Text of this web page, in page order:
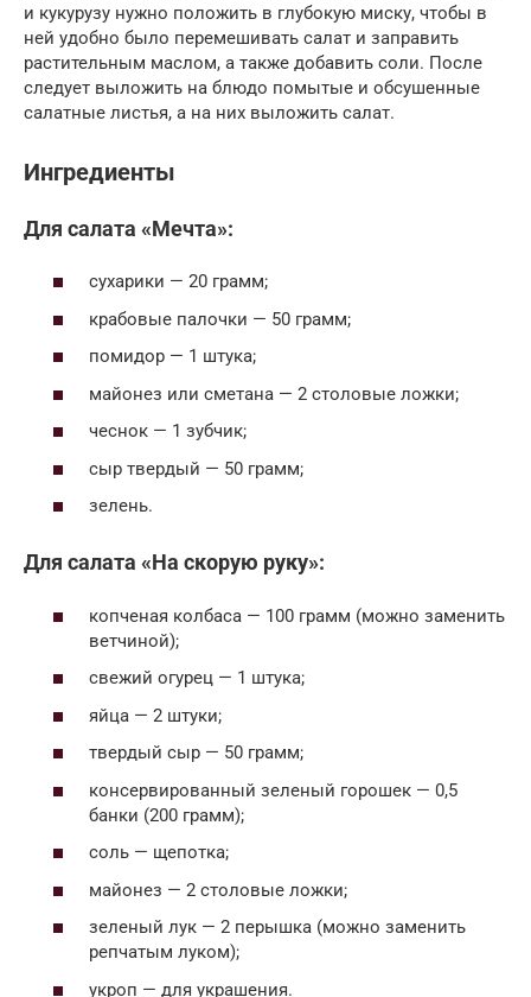
и кукурузу нужно положить в глубокую миску, чтобы в
ней удобно было перемешивать салат и заправить
растительным маслом, а также добавить соли. После
следует выложить на блюдо помытые и обсушенные
салатные листья, а на них выложить салат.
Ингредиенты
Для салата «Мечта»:
сухарики — 20 грамм;
крабовые палочки — 50 грамм;
помидор — 1 штука;
майонез или сметана — 2 столовые ложки;
чеснок — 1 зубчик;
сыр твердый — 50 грамм;
зелень.
Для салата «На скорую руку»:
копченая колбаса — 100 грамм (можно заменить
ветчиной);
свежий огурец — 1 штука;
яйца — 2 штуки;
твердый сыр — 50 грамм;
консервированный зеленый горошек — 0,5
банки (200 грамм);
соль — щепотка;
майонез — 2 столовые ложки;
зеленый лук — 2 перышка (можно заменить
репчатым луком);
укроп — для украшения.